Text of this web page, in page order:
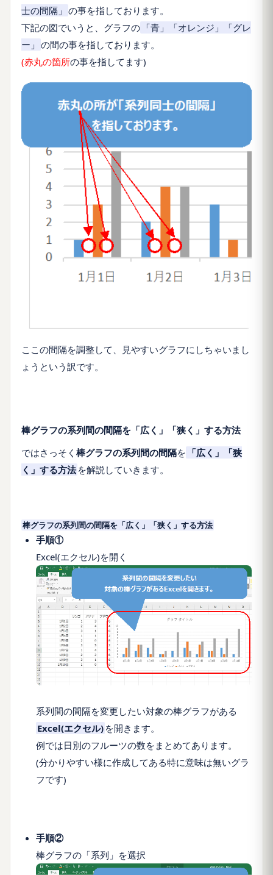
士の間隔 」 の事を指しております。
下記の図でいうと、グラフの 「青」「オレンジ」「グレ
ー」 の間の事を指しております。
(赤丸の箇所の事を指してます)
ここの間隔を調整して、見やすいグラフにしちゃいまし
ょうという訳です。
棒グラフの系列間の間隔を「広く」「狭く」する方法
ではさっそく 棒グラフの系列間の間隔を 「広く 」「狭
く 」する方法 を解説していきます。
棒グラフの系列間の間隔を「広く」「狭く」する方法
手順①
Excel(エクセル)を開く
系列間の間隔を変更したい対象の棒グラフがある
Excel(エクセル) を開きます。
例では日別のフルーツの数をまとめてあります。
(分かりやすい様に作成してある特に意味は無いグラ
フです)
手順②
棒グラフの「系列」を選択